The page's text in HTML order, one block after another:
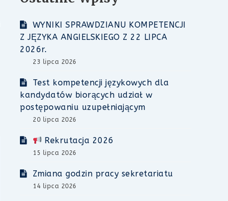
WYNIKI SPRAWDZIANU KOMPETENCJI
Z JĘZYKA ANGIELSKIEGO Z 22 LIPCA
2026r.
23 lipca 2026
Test kompetencji językowych dla
kandydatów biorących udział w
postępowaniu uzupełniającym
20 lipca 2026
Rekrutacja 2026
15 lipca 2026
Zmiana godzin pracy sekretariatu
14 lipca 2026